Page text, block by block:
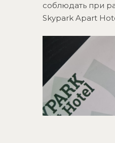
соблюдать при
Skypark Apart